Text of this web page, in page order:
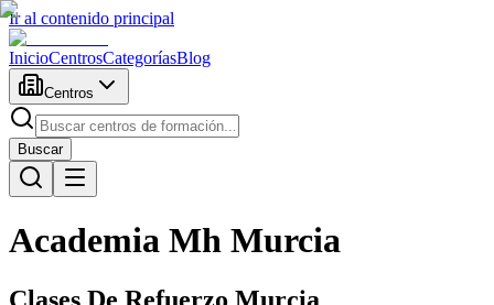
Ir al contenido principal
InicioCentrosCategoríasBlog
Centros
Buscar
Academia Mh Murcia